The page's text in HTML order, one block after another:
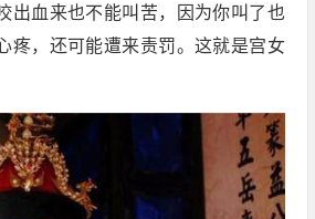
出血来也不能叫苦，因为你叫了也
疼，还可能遭来责罚。这就是宫女